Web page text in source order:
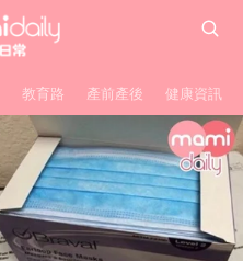
教育路 產前產後 健康資訊